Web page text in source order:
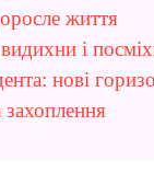
життя
і
нові
захоплення